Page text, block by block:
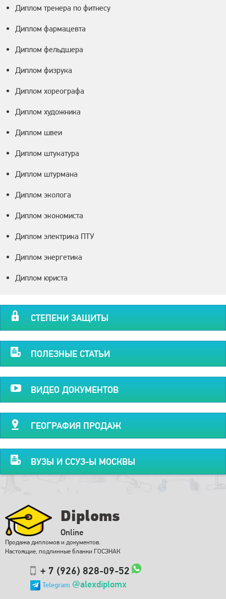
Диплом тренера по фитнесу
Диплом фармацевта
Диплом фельдшера
Диплом физрука
Диплом хореографа
Диплом художника
Диплом швеи
Диплом штукатура
Диплом штурмана
Диплом эколога
Диплом экономиста
Диплом электрика ПТУ
Диплом энергетика
Диплом юриста
СТЕПЕНИ ЗАЩИТЫ
ПОЛЕЗНЫЕ СТАТЬИ
ВИДЕО ДОКУМЕНТОВ
ГЕОГРАФИЯ ПРОДАЖ
ВУЗЫ И ССУЗ-Ы МОСКВЫ
Diploms
Online
Продажа дипломов и документов.
Настоящие, подлинные бланки ГОСЗНАК
+ 7 (926) 828-09-52
Telegram @alexdiplomx